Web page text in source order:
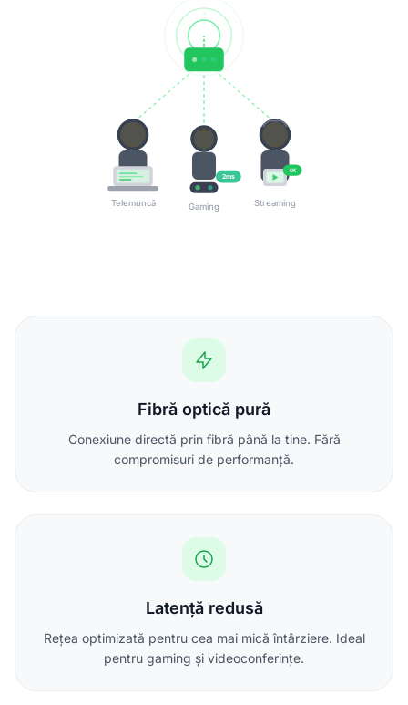
Telemuncă
2ms
Gaming
4K
Streaming
Fibră optică pură
Conexiune directă prin fibră până la tine. Fără
compromisuri de performanță.
Latență redusă
Rețea optimizată pentru cea mai mică întârziere. Ideal
pentru gaming și videoconferințe.